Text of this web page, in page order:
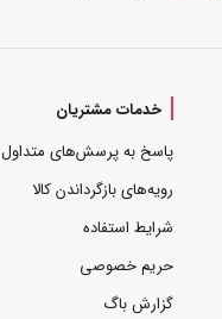
خدمات مشتریان
پاسخ به پرسش‌های متداول
رویه‌های بازگرداندن کالا
شرایط استفاده
حریم خصوصی
گزارش باگ